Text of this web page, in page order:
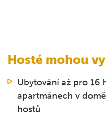
Hosté mohou
Ubytování až pro 16
apartmánech v
hostů